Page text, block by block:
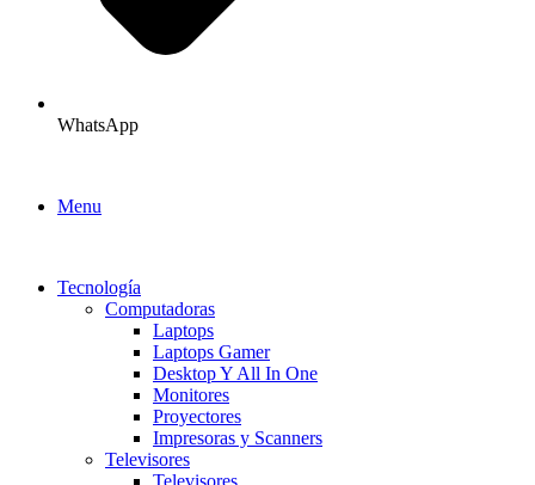
WhatsApp
Menu
Tecnología
Computadoras
Laptops
Laptops Gamer
Desktop Y All In One
Monitores
Proyectores
Impresoras y Scanners
Televisores